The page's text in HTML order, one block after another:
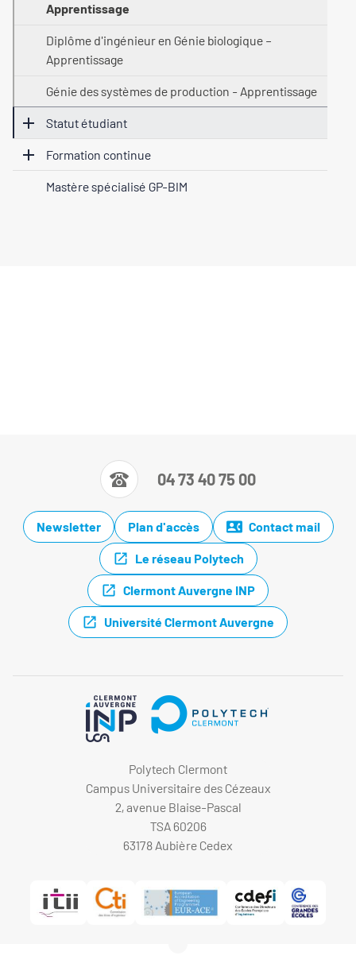
Apprentissage
Diplôme d'ingénieur en Génie biologique –
Apprentissage
Génie des systèmes de production - Apprentissage
Statut étudiant
Formation continue
Mastère spécialisé GP-BIM
04 73 40 75 00
Newsletter Plan d'accès Contact mail
Le réseau Polytech
Clermont Auvergne INP
Université Clermont Auvergne
Polytech Clermont
Campus Universitaire des Cézeaux
2, avenue Blaise-Pascal
TSA 60206
63178 Aubière Cedex